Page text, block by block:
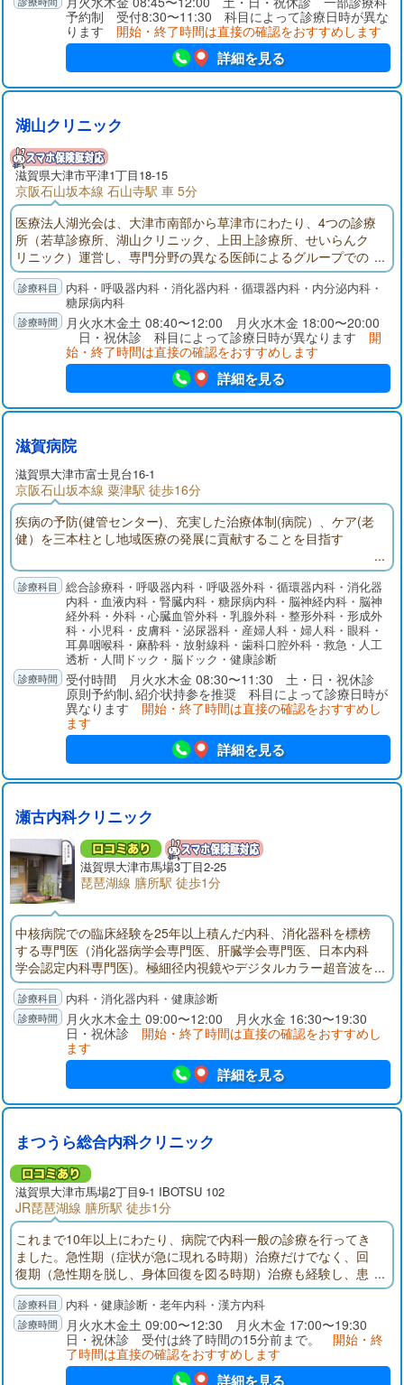
予約制 受付8:30〜11:30 科目によって診療日時が異な
ります 開始・終了時間は直接の確認をおすすめします
詳細を見る
湖山クリニック
滋賀県大津市平津1丁目18-15
京阪石山坂本線 石山寺駅 車 5分
医療法人湖光会は、大津市南部から草津市にわたり、4つの診療
所（若草診療所、湖山クリニック、上田上診療所、せいらんク
リニック）運営し、専門分野の異なる医師によるグループでの
診療を行っております。当院では、消化器内科、呼吸器内科、
循環器内科、糖尿病、代謝・内分泌内科それぞれの専門医によ
る診療体制を整え、質の高い医療の提供を目指しています。
内科・呼吸器内科・消化器内科・循環器内科・内分泌内科・
糖尿病内科
月火水木金土 08:40〜12:00 月火水木金 18:00〜20:00
日・祝休診 科目によって診療日時が異なります 開
始・終了時間は直接の確認をおすすめします
詳細を見る
滋賀病院
滋賀県大津市富士見台16-1
京阪石山坂本線 粟津駅 徒歩16分
疾病の予防(健管センター)、充実した治療体制(病院）、ケア(老
健）を三本柱とし地域医療の発展に貢献することを目指す
総合診療科・呼吸器内科・呼吸器外科・循環器内科・消化器
内科・血液内科・腎臓内科・糖尿病内科・脳神経内科・脳神
経外科・外科・心臓血管外科・乳腺外科・整形外科・形成外
科・小児科・皮膚科・泌尿器科・産婦人科・婦人科・眼科・
耳鼻咽喉科・麻酔科・放射線科・歯科口腔外科・救急・人工
透析・人間ドック・脳ドック・健康診断
受付時間 月火水木金 08:30〜11:30 土・日・祝休診
原則予約制､紹介状持参を推奨 科目によって診療日時が
異なります 開始・終了時間は直接の確認をおすすめし
ます
詳細を見る
瀬古内科クリニック
滋賀県大津市馬場3丁目2-25
琵琶湖線 膳所駅 徒歩1分
中核病院での臨床経験を25年以上積んだ内科、消化器科を標榜
する専門医（消化器病学会専門医、肝臓学会専門医、日本内科
学会認定内科専門医)。極細径内視鏡やデジタルカラー超音波を
使用しての胃、腸、肝臓など腹部疾患の専門的な診断治療を得
意とする。一方、高血圧、糖尿病、喘息、アレルギー疾患など
多彩な病気に対応できる診断治療技能を保証する内科学会認定
内科専門医も併せ持ち地域のホームドクターとしても貢献して
内科・消化器内科・健康診断
月火水木金土 09:00〜12:00 月火水金 16:30〜19:30
日・祝休診 開始・終了時間は直接の確認をおすすめし
ます
詳細を見る
まつうら総合内科クリニック
滋賀県大津市馬場2丁目9-1 IBOTSU 102
JR琵琶湖線 膳所駅 徒歩1分
これまで10年以上にわたり、病院で内科一般の診療を行ってき
ました。急性期（症状が急に現れる時期）治療だけでなく、回
復期（急性期を脱し、身体回復を図る時期）治療も経験し、患
者様の抱える疾患の治療のみならず、ADL（日常生活動作）やQ
OL（生活の質）改善のための生活指導や治療の重要性を痛感し
ております。お悩みのことがあれば、遠慮なく当クリニックに
お越し下さい。丁寧な説明を心掛け、治療内容を相談させて頂
内科・健康診断・老年内科・漢方内科
月火水木金土 09:00〜12:30 月火木金 17:00〜19:30
日・祝休診 受付は終了時間の15分前まで。 開始・終
了時間は直接の確認をおすすめします
詳細を見る